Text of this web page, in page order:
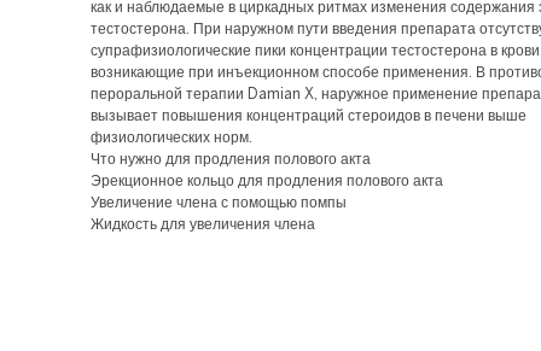
как и наблюдаемые в циркадных ритмах изменения содержания
тестостерона. При наружном пути введения препарата
супрафизиологические пики концентрации тестостерона в
возникающие при инъекционном способе применения. В
пероральной терапии Damian X, наружное применение
вызывает повышения концентраций стероидов в печени выше
физиологических норм.
Что нужно для продления полового акта
Эрекционное кольцо для продления полового акта
Увеличение члена с помощью помпы
Жидкость для увеличения члена